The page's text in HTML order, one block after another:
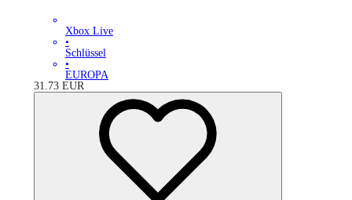
Xbox Live
•
Schlüssel
•
EUROPA
31.73 EUR